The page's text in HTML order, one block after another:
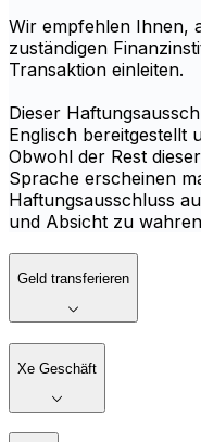
Wir empfehlen Ihnen,
zuständigen
Transaktion einleiten.
Dieser
Englisch bereitgestellt
Obwohl der Rest
Sprache erscheinen
Haftungsausschluss
und Absicht zu
Geld transferieren
Xe Geschäft